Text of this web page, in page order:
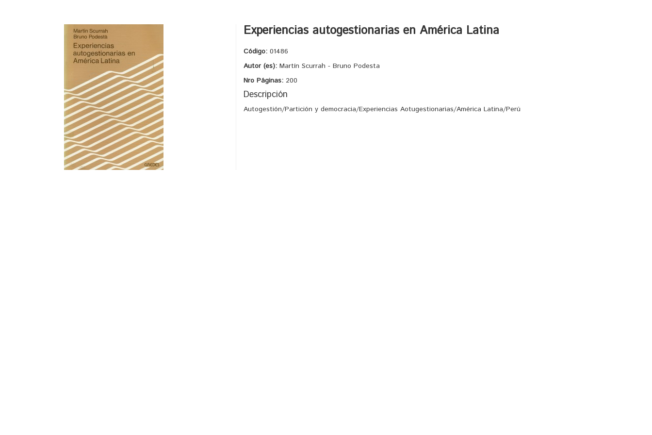
Experiencias autogestionarias en América Latina
Código: 01486
Autor (es): Martín Scurrah - Bruno Podesta
Nro Páginas: 200
Descripción
Autogestión/Partición y democracia/Experiencias Aotugestionarias/América Latina/Perú